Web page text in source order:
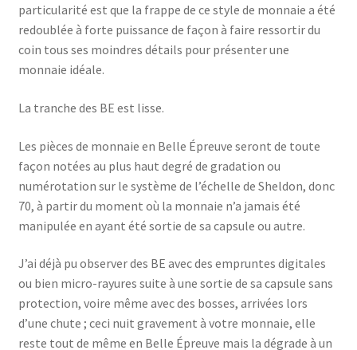
particularité est que la frappe de ce style de monnaie a été
redoublée à forte puissance de façon à faire ressortir du
coin tous ses moindres détails pour présenter une
monnaie idéale.
La tranche des BE est lisse.
Les pièces de monnaie en Belle Épreuve seront de toute
façon notées au plus haut degré de gradation ou
numérotation sur le système de l’échelle de Sheldon, donc
70, à partir du moment où la monnaie n’a jamais été
manipulée en ayant été sortie de sa capsule ou autre.
J’ai déjà pu observer des BE avec des empruntes digitales
ou bien micro-rayures suite à une sortie de sa capsule sans
protection, voire même avec des bosses, arrivées lors
d’une chute ; ceci nuit gravement à votre monnaie, elle
reste tout de même en Belle Épreuve mais la dégrade à un